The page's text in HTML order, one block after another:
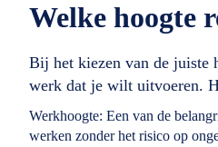
Welke hoogte
Bij het kiezen van de juiste
werk dat je wilt uitvoeren.
Werkhoogte: Een van de
werken zonder het risico op